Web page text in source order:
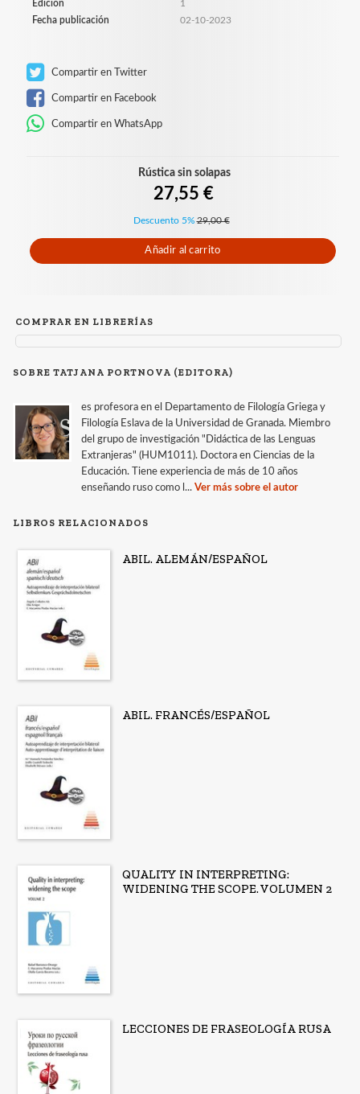
Edición
1
Fecha publicación
02-10-2023
Compartir en Twitter
Compartir en Facebook
Compartir en WhatsApp
Rústica sin solapas
27,55 €
Descuento 5% 29,00 €
Añadir al carrito
COMPRAR EN LIBRERÍAS
SOBRE TATJANA PORTNOVA (EDITORA)
es profesora en el Departamento de Filología Griega y
Filología Eslava de la Universidad de Granada. Miembro
del grupo de investigación "Didáctica de las Lenguas
Extranjeras" (HUM1011). Doctora en Ciencias de la
Educación. Tiene experiencia de más de 10 años
enseñando ruso como l... Ver más sobre el autor
LIBROS RELACIONADOS
ABIL. ALEMÁN/ESPAÑOL
ABIL. FRANCÉS/ESPAÑOL
QUALITY IN INTERPRETING:
WIDENING THE SCOPE. VOLUMEN 2
LECCIONES DE FRASEOLOGÍA RUSA